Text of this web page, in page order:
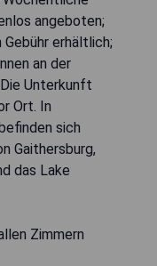
angeboten;
erhältlich;
an der
Unterkunft
Ort. In
sich
Gaithersburg,
das Lake
Zimmern